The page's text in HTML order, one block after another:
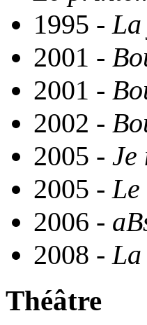
1995 -
2001 -
2001 -
2002 -
2005 - Je
2005 - Le
2006 -
2008 - La
Théâtre